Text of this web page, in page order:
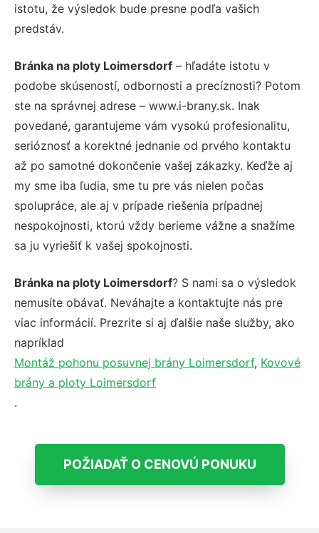
istotu, že výsledok bude presne podľa vašich
predstáv.
Bránka na ploty Loimersdorf – hľadáte istotu v
podobe skúseností, odbornosti a precíznosti? Potom
ste na správnej adrese – www.i-brany.sk. Inak
povedané, garantujeme vám vysokú profesionalitu,
serióznosť a korektné jednanie od prvého kontaktu
až po samotné dokončenie vašej zákazky. Keďže aj
my sme iba ľudia, sme tu pre vás nielen počas
spolupráce, ale aj v prípade riešenia prípadnej
nespokojnosti, ktorú vždy berieme vážne a snažíme
sa ju vyriešiť k vašej spokojnosti.
Bránka na ploty Loimersdorf? S nami sa o výsledok
nemusíte obávať. Neváhajte a kontaktujte nás pre
viac informácií. Prezrite si aj ďalšie naše služby, ako
napríklad
Montáž pohonu posuvnej brány Loimersdorf, Kovové
brány a ploty Loimersdorf
.
POŽIADAŤ O CENOVÚ PONUKU